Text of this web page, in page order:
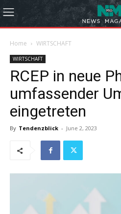
Home WIRTSCHAFT
WIRTSCHAFT
RCEP in neue
umfassender
eingetreten
By Tendenzblick - June 2, 2023